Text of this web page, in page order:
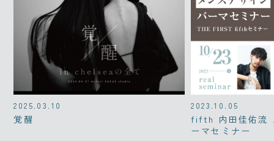
2025.03.10
覚醒
2023.10.05
fifth 内田佳佑流
ーマセミナー